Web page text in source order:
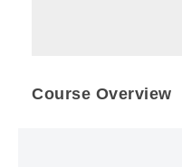
Course Overview